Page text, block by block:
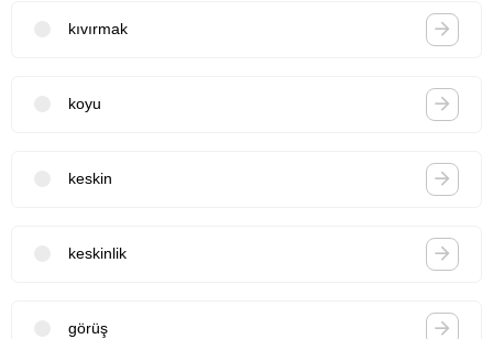
kıvırmak
koyu
keskin
keskinlik
görüş